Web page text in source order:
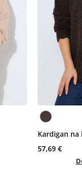
Kardigan na
57,69 €